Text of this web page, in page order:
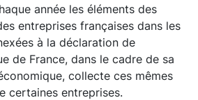
année les éléments des
entreprises françaises dans les
à la déclaration de
de France, dans le cadre de sa
collecte ces mêmes
certaines entreprises.